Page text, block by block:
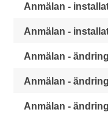
Anmälan -
Anmälan -
Anmälan -
Anmälan -
Anmälan -